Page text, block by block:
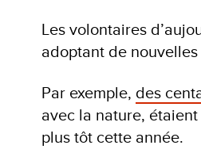
Les volontaires
adoptant de
Par exemple, des
avec la nature,
plus tôt cette année.